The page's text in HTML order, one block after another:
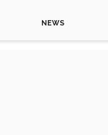
NEWS